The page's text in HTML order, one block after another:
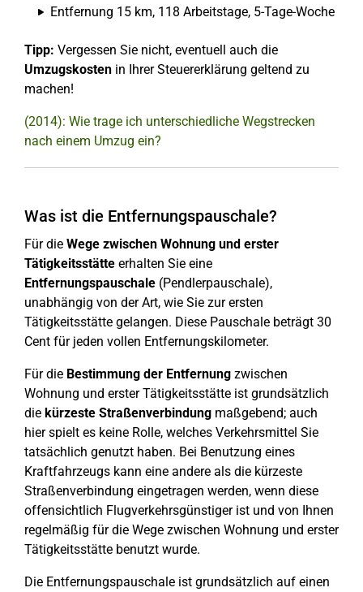
Entfernung 15 km, 118 Arbeitstage, 5-Tage-Woche
Tipp: Vergessen Sie nicht, eventuell auch die
Umzugskosten in Ihrer Steuererklärung geltend zu
machen!
(2014): Wie trage ich unterschiedliche Wegstrecken
nach einem Umzug ein?
Was ist die Entfernungspauschale?
Für die Wege zwischen Wohnung und erster
Tätigkeitsstätte erhalten Sie eine
Entfernungspauschale (Pendlerpauschale),
unabhängig von der Art, wie Sie zur ersten
Tätigkeitsstätte gelangen. Diese Pauschale beträgt 30
Cent für jeden vollen Entfernungskilometer.
Für die Bestimmung der Entfernung zwischen
Wohnung und erster Tätigkeitsstätte ist grundsätzlich
die kürzeste Straßenverbindung maßgebend; auch
hier spielt es keine Rolle, welches Verkehrsmittel Sie
tatsächlich genutzt haben. Bei Benutzung eines
Kraftfahrzeugs kann eine andere als die kürzeste
Straßenverbindung eingetragen werden, wenn diese
offensichtlich Flugverkehrsgünstiger ist und von Ihnen
regelmäßig für die Wege zwischen Wohnung und erster
Tätigkeitsstätte benutzt wurde.
Die Entfernungspauschale ist grundsätzlich auf einen